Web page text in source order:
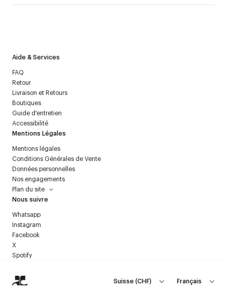
Aide & Services
FAQ
Retour
Livraison et Retours
Boutiques
Guide d'entretien
Accessibilité
Mentions Légales
Mentions légales
Conditions Générales de Vente
Données personnelles
Nos engagements
Plan du site
Nous suivre
Whatsapp
Instagram
Facebook
X
Spotify
Suisse(CHF) Français